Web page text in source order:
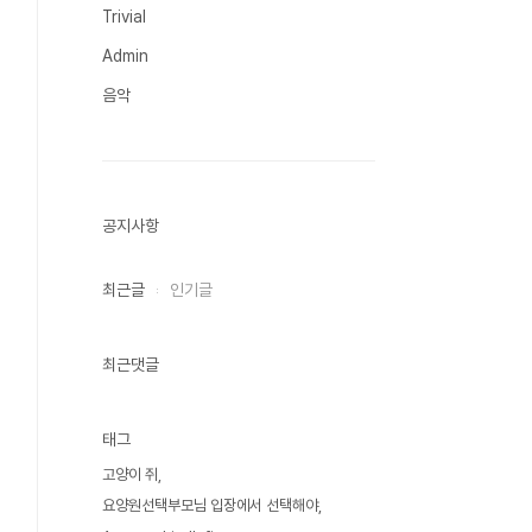
Trivial
Admin
음악
공지사항
최근글 인기글
최근댓글
태그
고양이 쥐
요양원선택부모님 입장에서 선택해야